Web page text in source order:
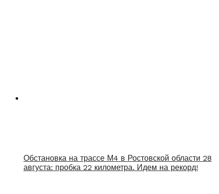
Обстановка на трассе М4 в Ростовской области 28
августа: пробка 22 километра. Идем на рекорд!